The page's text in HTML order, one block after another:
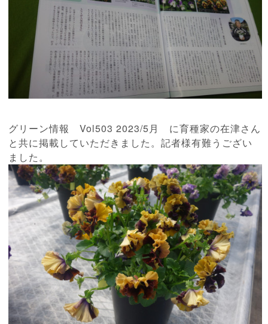
グリーン情報 Vol503 2023/5月 に育種家の在津さん
と共に掲載していただきました。記者様有難うござい
ました。